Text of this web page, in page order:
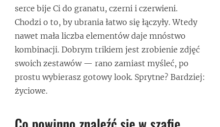
serce bije Ci do granatu, czerni i czerwieni.
Chodzi o to, by ubrania łatwo się łączyły. Wtedy
nawet mała liczba elementów daje mnóstwo
kombinacji. Dobrym trikiem jest zrobienie zdjęć
swoich zestawów — rano zamiast myśleć, po
prostu wybierasz gotowy look. Sprytne? Bardziej:
życiowe.